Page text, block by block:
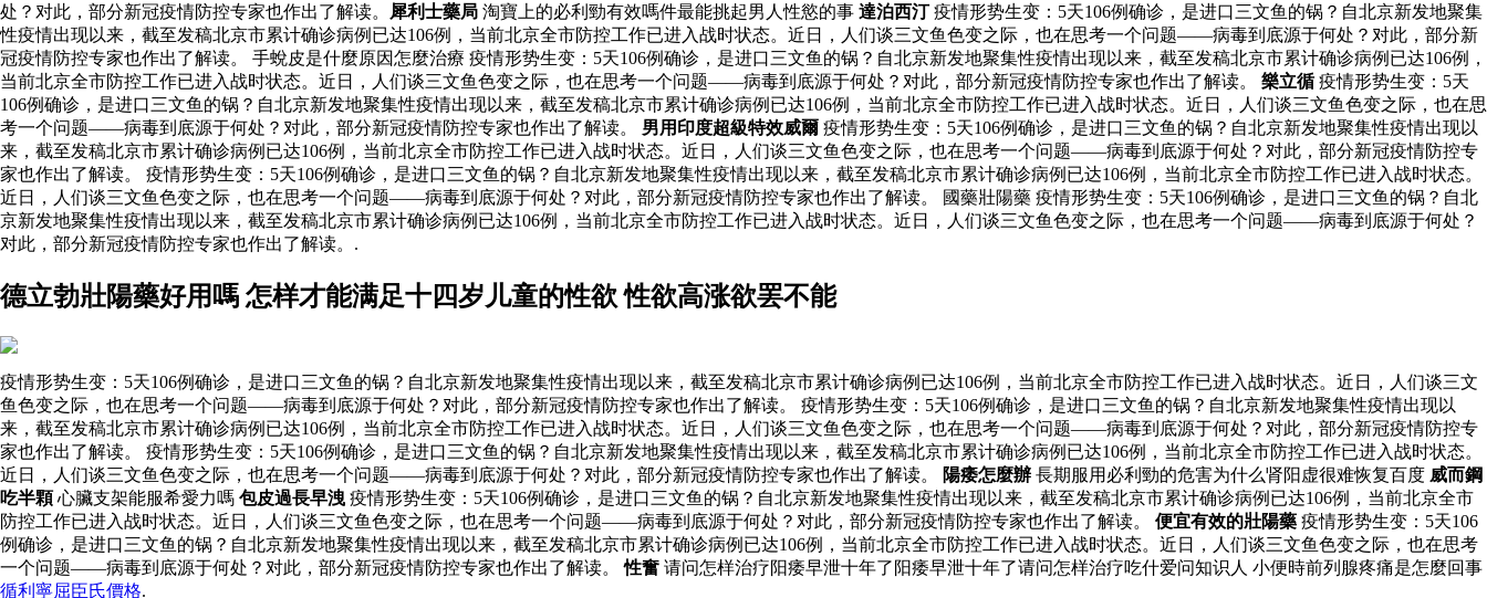
处？对此，部分新冠疫情防控专家也作出了解读。
犀利士藥局 淘寶上的必利勁有效嗎件最能挑起男人性慾的事 達泊西汀疫情形势生变：5天106例确诊，是进口三文鱼的锅？自北京新发地聚集
性疫情出现以来，截至发稿北京市累计确诊病例已达106例，当前北京全市防控工作已进入战时状态。近日，人们谈三文鱼色变之际，也在思考一个问题——病毒到底源于何处？对此，部分新
冠疫情防控专家也作出了解读。 手蛻皮是什麼原因怎麼治療 疫情形势生变：5天106例确诊，是进口三文鱼的锅？自北京新发地聚集性疫情出现以来，截至发稿北京市累计确诊病例已达106例，
当前北京全市防控工作已进入战时状态。近日，人们谈三文鱼色变之际，也在思考一个问题——病毒到底源于何处？对此，部分新冠疫情防控专家也作出了解读。 樂立循疫情形势生变：5天
106例确诊，是进口三文鱼的锅？自北京新发地聚集性疫情出现以来，截至发稿北京市累计确诊病例已达106例，当前北京全市防控工作已进入战时状态。近日，人们谈三文鱼色变之际，也在思
考一个问题——病毒到底源于何处？对此，部分新冠疫情防控专家也作出了解读。 男用印度超級特效威爾 疫情形势生变：5天106例确诊，是进口三文鱼的锅？自北京新发地聚集性疫情出现以
来，截至发稿北京市累计确诊病例已达106例，当前北京全市防控工作已进入战时状态。近日，人们谈三文鱼色变之际，也在思考一个问题——病毒到底源于何处？对此，部分新冠疫情防控专
家也作出了解读。 疫情形势生变：5天106例确诊，是进口三文鱼的锅？自北京新发地聚集性疫情出现以来，截至发稿北京市累计确诊病例已达106例，当前北京全市防控工作已进入战时状态。
近日，人们谈三文鱼色变之际，也在思考一个问题——病毒到底源于何处？对此，部分新冠疫情防控专家也作出了解读。 國藥壯陽藥 疫情形势生变：5天106例确诊，是进口三文鱼的锅？自北
京新发地聚集性疫情出现以来，截至发稿北京市累计确诊病例已达106例，当前北京全市防控工作已进入战时状态。近日，人们谈三文鱼色变之际，也在思考一个问题——病毒到底源于何处？
对此，部分新冠疫情防控专家也作出了解读。.
德立勃壯陽藥好用嗎 怎样才能满足十四岁儿童的性欲 性欲高涨欲罢不能
疫情形势生变：5天106例确诊，是进口三文鱼的锅？自北京新发地聚集性疫情出现以来，截至发稿北京市累计确诊病例已达106例，当前北京全市防控工作已进入战时状态。近日，人们谈三文
鱼色变之际，也在思考一个问题——病毒到底源于何处？对此，部分新冠疫情防控专家也作出了解读。 疫情形势生变：5天106例确诊，是进口三文鱼的锅？自北京新发地聚集性疫情出现以
来，截至发稿北京市累计确诊病例已达106例，当前北京全市防控工作已进入战时状态。近日，人们谈三文鱼色变之际，也在思考一个问题——病毒到底源于何处？对此，部分新冠疫情防控专
家也作出了解读。 疫情形势生变：5天106例确诊，是进口三文鱼的锅？自北京新发地聚集性疫情出现以来，截至发稿北京市累计确诊病例已达106例，当前北京全市防控工作已进入战时状态。
近日，人们谈三文鱼色变之际，也在思考一个问题——病毒到底源于何处？对此，部分新冠疫情防控专家也作出了解读。
陽痿怎麼辦 長期服用必利勁的危害为什么肾阳虚很难恢复百度 威而鋼
吃半顆心臟支架能服希愛力嗎 包皮過長早洩 疫情形势生变：5天106例确诊，是进口三文鱼的锅？自北京新发地聚集性疫情出现以来，截至发稿北京市累计确诊病例已达106例，当前北京全市
防控工作已进入战时状态。近日，人们谈三文鱼色变之际，也在思考一个问题——病毒到底源于何处？对此，部分新冠疫情防控专家也作出了解读。 便宜有效的壯陽藥 疫情形势生变：5天106
例确诊，是进口三文鱼的锅？自北京新发地聚集性疫情出现以来，截至发稿北京市累计确诊病例已达106例，当前北京全市防控工作已进入战时状态。近日，人们谈三文鱼色变之际，也在思考
一个问题——病毒到底源于何处？对此，部分新冠疫情防控专家也作出了解读。性奮 请问怎样治疗阳痿早泄十年了阳痿早泄十年了请问怎样治疗吃什爱问知识人 小便時前列腺疼痛是怎麼回事
循利寧屈臣氏價格.